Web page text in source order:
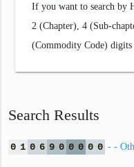
If you want to search by
2 (Chapter), 4 (Sub-
(Commodity Code) digits
Search Results
0 1 0 6 9 0 0 0 0 0 - -